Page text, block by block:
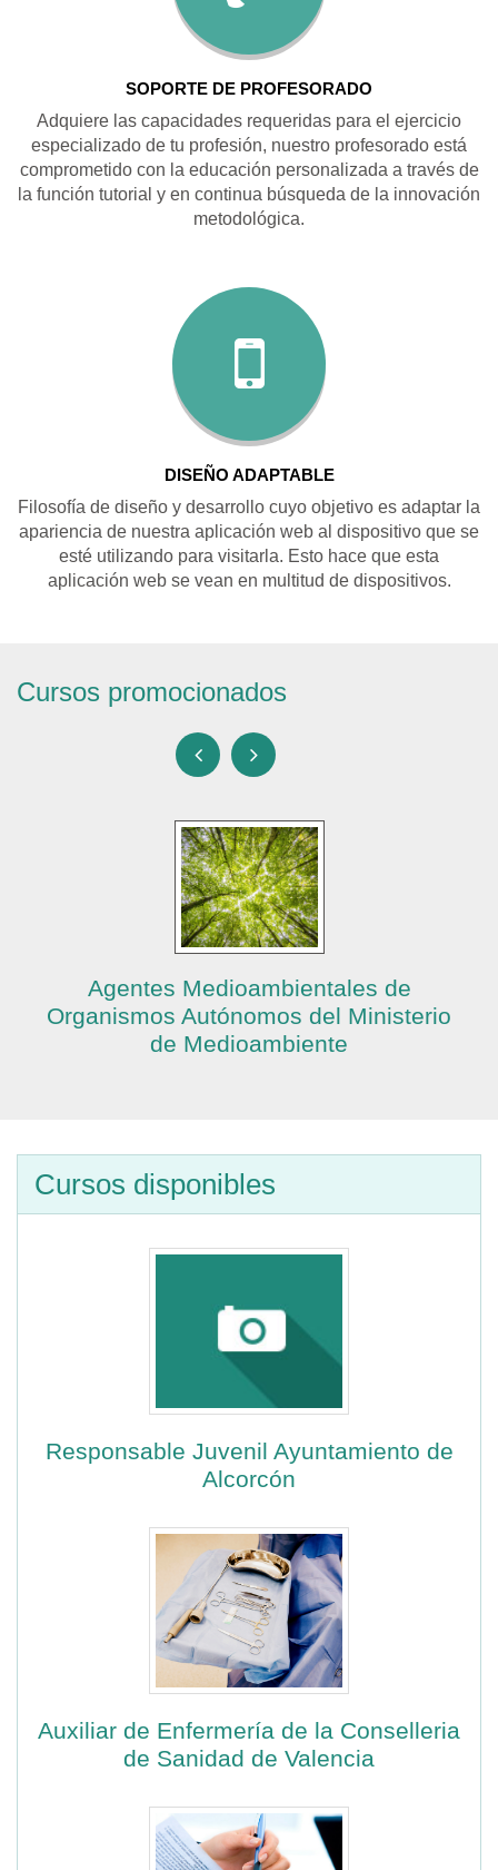
SOPORTE DE PROFESORADO
Adquiere las capacidades requeridas para el ejercicio
especializado de tu profesión, nuestro profesorado está
comprometido con la educación personalizada a través de
la función tutorial y en continua búsqueda de la innovación
metodológica.
DISEÑO ADAPTABLE
Filosofía de diseño y desarrollo cuyo objetivo es adaptar la
apariencia de nuestra aplicación web al dispositivo que se
esté utilizando para visitarla. Esto hace que esta
aplicación web se vean en multitud de dispositivos.
Cursos promocionados
Agentes Medioambientales de
Organismos Autónomos del Ministerio
de Medioambiente
Cursos disponibles
Responsable Juvenil Ayuntamiento de
Alcorcón
Auxiliar de Enfermería de la Conselleria
de Sanidad de Valencia